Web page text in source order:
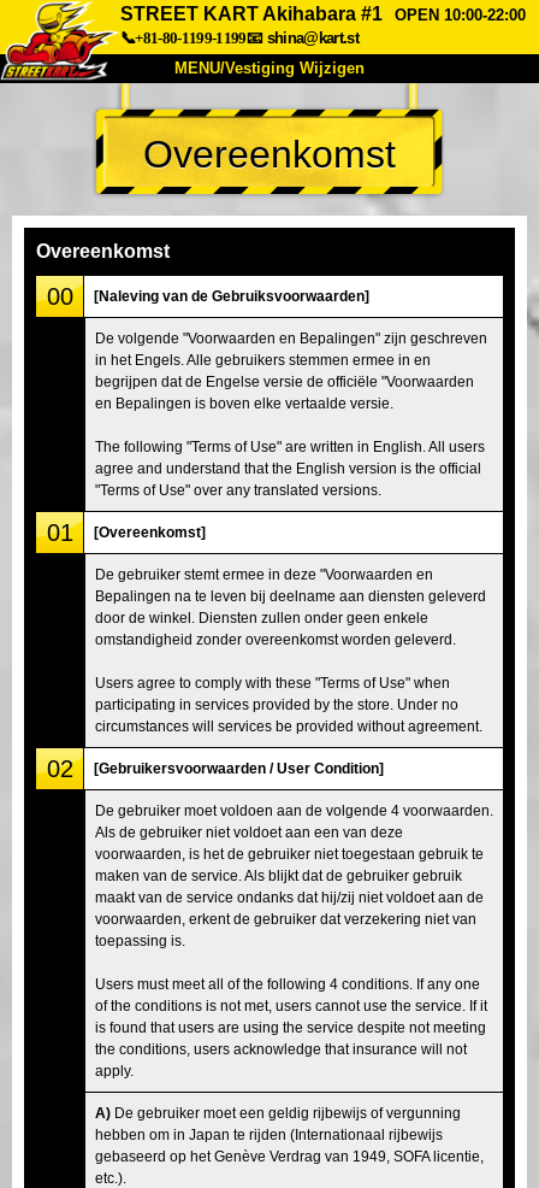
STREET KART Akihabara #1
OPEN 10:00-22:00
📞+81-80-1199-1199📧 shina@kart.st
MENU/Vestiging Wijzigen
TOP
Over Ons Specificaties Prijs
Veelgestelde Vragen
Bedrijf
Tokio Shinagawa Tokio Akihabara#1
Tokio Akihabara#2 Tokio Shibuya
Tokio Shibuya Annex Tokio Baai
Tokio Asakusa Osaka
Okinawa
Overeenkomst
Overeenkomst
00 [Naleving van de Gebruiksvoorwaarden]
De volgende "Voorwaarden en Bepalingen" zijn geschreven
in het Engels. Alle gebruikers stemmen ermee in en
begrijpen dat de Engelse versie de officiële "Voorwaarden
en Bepalingen is boven elke vertaalde versie.
The following "Terms of Use" are written in English. All users
agree and understand that the English version is the official
"Terms of Use" over any translated versions.
01 [Overeenkomst]
De gebruiker stemt ermee in deze "Voorwaarden en
Bepalingen na te leven bij deelname aan diensten geleverd
door de winkel. Diensten zullen onder geen enkele
omstandigheid zonder overeenkomst worden geleverd.
Users agree to comply with these "Terms of Use" when
participating in services provided by the store. Under no
circumstances will services be provided without agreement.
02 [Gebruikersvoorwaarden / User Condition]
De gebruiker moet voldoen aan de volgende 4 voorwaarden.
Als de gebruiker niet voldoet aan een van deze
voorwaarden, is het de gebruiker niet toegestaan gebruik te
maken van de service. Als blijkt dat de gebruiker gebruik
maakt van de service ondanks dat hij/zij niet voldoet aan de
voorwaarden, erkent de gebruiker dat verzekering niet van
toepassing is.
Users must meet all of the following 4 conditions. If any one
of the conditions is not met, users cannot use the service. If it
is found that users are using the service despite not meeting
the conditions, users acknowledge that insurance will not
apply.
A) De gebruiker moet een geldig rijbewijs of vergunning
hebben om in Japan te rijden (Internationaal rijbewijs
gebaseerd op het Genève Verdrag van 1949, SOFA licentie,
etc.).